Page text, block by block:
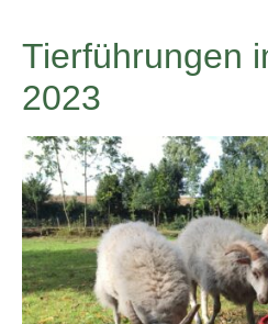
Tierführungen
2023